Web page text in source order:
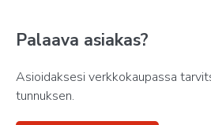
Palaava asiakas?
Asioidaksesi verkkokaupassa
tunnuksen.